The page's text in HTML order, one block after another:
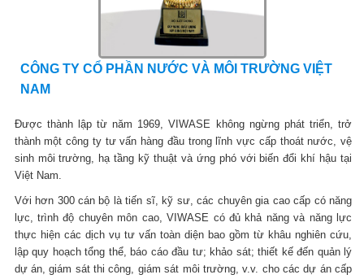
CÔNG TY CỔ PHẦN NƯỚC VÀ MÔI TRƯỜNG VIỆT
NAM
Được thành lập từ năm 1969, VIWASE không ngừng phát triển, trở
thành một công ty tư vấn hàng đầu trong lĩnh vực cấp thoát nước, vệ
sinh môi trường, hạ tầng kỹ thuật và ứng phó với biến đổi khí hậu tại
Việt Nam.
Với hơn 300 cán bộ là tiến sĩ, kỹ sư, các chuyên gia cao cấp có năng
lực, trình độ chuyên môn cao, VIWASE có đủ khả năng và năng lực
thực hiện các dịch vụ tư vấn toàn diện bao gồm từ khâu nghiên cứu,
lập quy hoạch tổng thể, báo cáo đầu tư; khảo sát; thiết kế đến quản lý
dự án, giám sát thi công, giám sát môi trường, v.v. cho các dự án cấp